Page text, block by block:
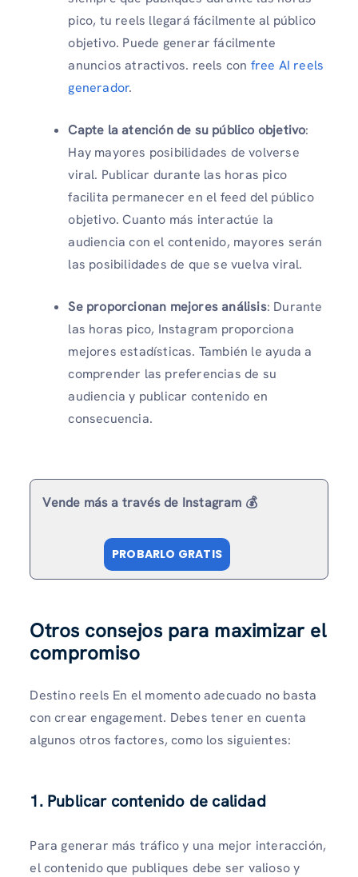
pico, tu reels llegará fácilmente al público
objetivo. Puede generar fácilmente
anuncios atractivos. reels con free AI reels
generador.
Capte la atención de su público objetivo:
Hay mayores posibilidades de volverse
viral. Publicar durante las horas pico
facilita permanecer en el feed del público
objetivo. Cuanto más interactúe la
audiencia con el contenido, mayores serán
las posibilidades de que se vuelva viral.
Se proporcionan mejores análisis: Durante
las horas pico, Instagram proporciona
mejores estadísticas. También le ayuda a
comprender las preferencias de su
audiencia y publicar contenido en
consecuencia.
Vende más a través de Instagram 💰
PROBARLO GRATIS
Otros consejos para maximizar el
compromiso
Destino reels En el momento adecuado no basta
con crear engagement. Debes tener en cuenta
algunos otros factores, como los siguientes:
1. Publicar contenido de calidad
Para generar más tráfico y una mejor interacción,
el contenido que publiques debe ser valioso y